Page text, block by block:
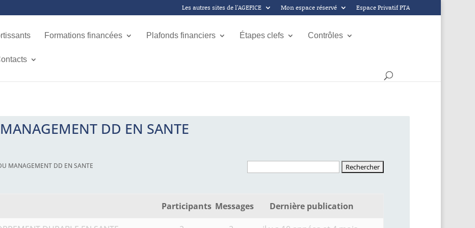
Les autres sites de l’AGEFICE Mon espace réservé Espace Privatif PTA
Formations financées Plafonds financiers Étapes clefs Contrôles
DD EN SANTE
MANAGEMENT DD EN SANTE
Participants Messages Dernière publication